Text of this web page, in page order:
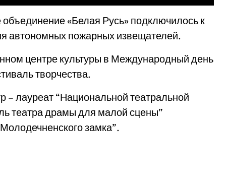
«Белая Русь» подключилось к
автономных пожарных извещателей.
центре культуры в Международный день
творчества.
– лауреат “Национальной театральной
театра драмы для малой сцены”
замка”.